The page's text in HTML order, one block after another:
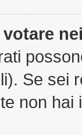
Se sei
non hai